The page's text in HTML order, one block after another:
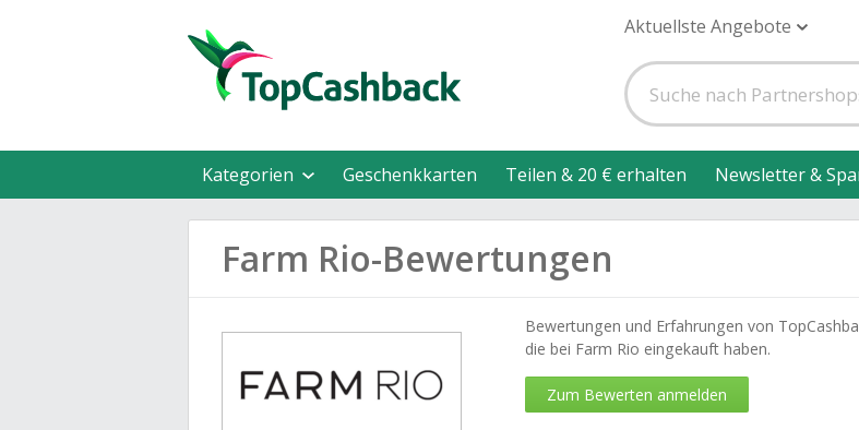
Aktuellste Angebote
Kategorien Geschenkkarten Teilen & 20 € erhalten Newsletter &
Farm Rio-Bewertungen
Bewertungen und Erfahrungen von
die bei Farm Rio eingekauft haben.
Zum Bewerten anmelden